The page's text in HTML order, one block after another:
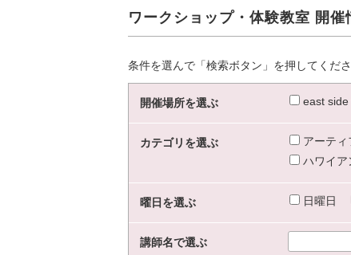
ワークショップ・体験教室 開催
条件を選んで「検索ボタン」を押してくだ
開催場所を選ぶ east side
カテゴリを選ぶ アーティ
ハワイア
曜日を選ぶ 日曜日
講師名で選ぶ